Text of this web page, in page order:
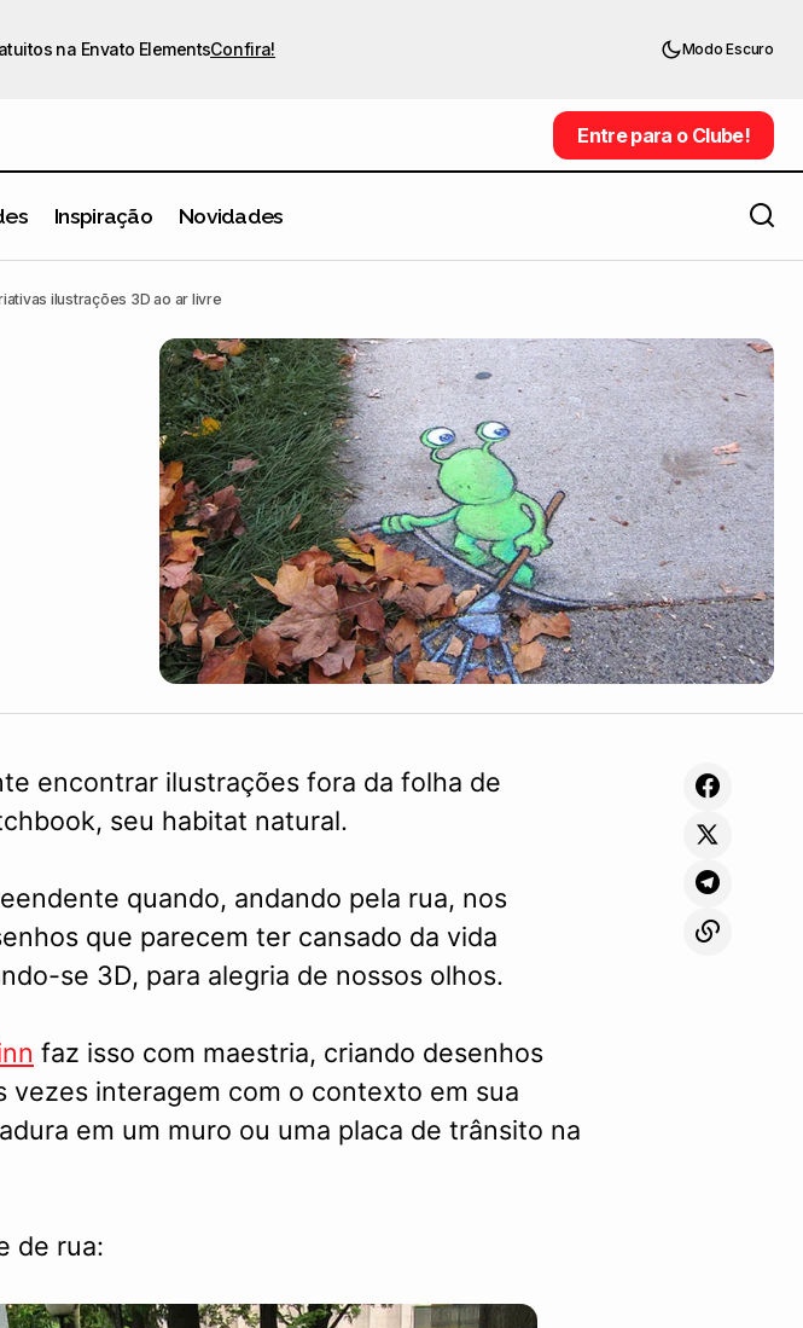
na Envato ElementsConfira! Modo Escuro
Entre para o Clube!
Entre para o Clube!
Inspiração Novidades
ilustrações 3D ao ar livre
ilustrações 3D ao ar livre
encontrar ilustrações fora da folha de
seu habitat natural.
quando, andando pela rua, nos
que parecem ter cansado da vida
se 3D, para alegria de nossos olhos.
faz isso com maestria, criando desenhos
vezes interagem com o contexto em sua
em um muro ou uma placa de trânsito na
de rua: